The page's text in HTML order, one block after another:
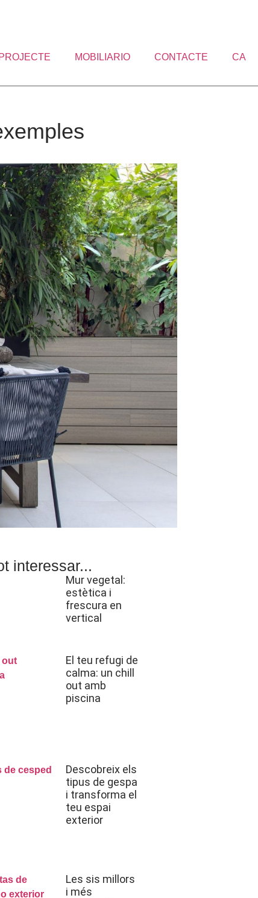
MOBILIARIO CONTACTE CA
interessar...
Mur vegetal:
estètica i
frescura en
vertical
El teu refugi de
calma: un chill
out amb
piscina
Descobreix els
tipus de gespa
i transforma el
teu espai
exterior
Les sis millors
i més